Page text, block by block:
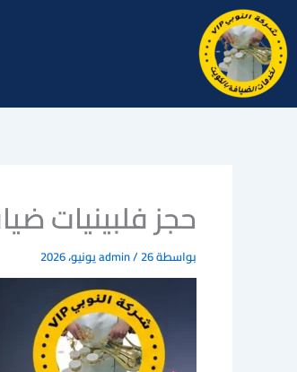
تخطي
إلى
المحتوى
حجز فلبينيات
بواسطة admin/26 يونيو، 2026